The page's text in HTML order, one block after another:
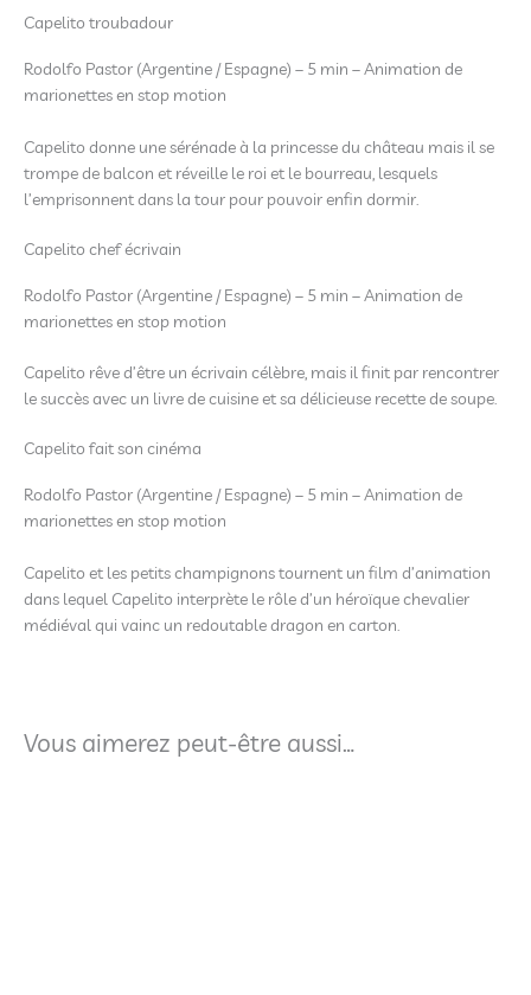
Capelito troubadour
Rodolfo Pastor (Argentine / Espagne) – 5 min – Animation de
marionettes en stop motion
Capelito donne une sérénade à la princesse du château mais il se
trompe de balcon et réveille le roi et le bourreau, lesquels
l’emprisonnent dans la tour pour pouvoir enfin dormir.
Capelito chef écrivain
Rodolfo Pastor (Argentine / Espagne) – 5 min – Animation de
marionettes en stop motion
Capelito rêve d’être un écrivain célèbre, mais il finit par rencontrer
le succès avec un livre de cuisine et sa délicieuse recette de soupe.
Capelito fait son cinéma
Rodolfo Pastor (Argentine / Espagne) – 5 min – Animation de
marionettes en stop motion
Capelito et les petits champignons tournent un film d’animation
dans lequel Capelito interprète le rôle d’un héroïque chevalier
médiéval qui vainc un redoutable dragon en carton.
Vous aimerez peut-être aussi…